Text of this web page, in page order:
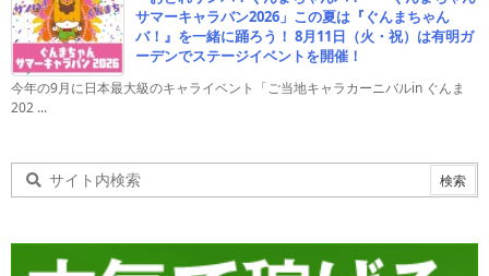
サマーキャラバン2026」この夏は『ぐんまちゃん
バ！』を一緒に踊ろう！ 8月11日（火・祝）は有明ガ
ーデンでステージイベントを開催！
今年の9月に日本最大級のキャライベント「ご当地キャラカーニバルin ぐんま
202 ...